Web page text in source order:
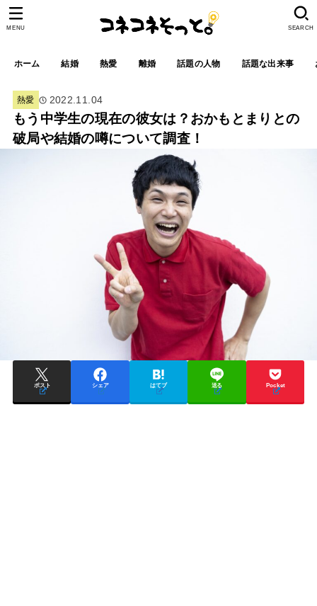
ホーム 結婚 熱愛 離婚 話題の人物 話題な出来事
SEARCH
MENU
熱愛 2022.11.04
もう中学生の現在の彼女は？おかもとまりとの
破局や結婚の噂について調査！
ポスト シェア はてブ 送る Pocket